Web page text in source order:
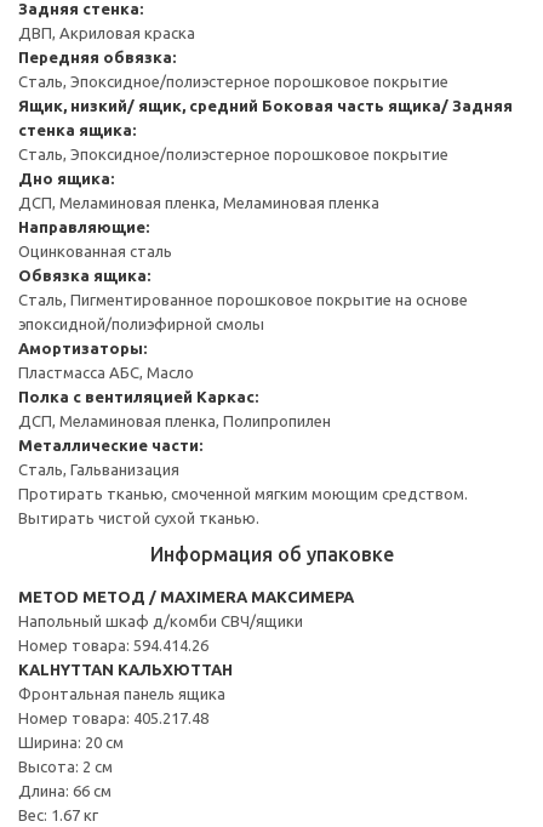
Задняя стенка:
ДВП, Акриловая краска
Передняя обвязка:
Сталь, Эпоксидное/полиэстерное порошковое покрытие
Ящик, низкий/ ящик, средний Боковая часть ящика/ Задняя
стенка ящика:
Сталь, Эпоксидное/полиэстерное порошковое покрытие
Дно ящика:
ДСП, Меламиновая пленка, Меламиновая пленка
Направляющие:
Оцинкованная сталь
Обвязка ящика:
Сталь, Пигментированное порошковое покрытие на основе
эпоксидной/полиэфирной смолы
Амортизаторы:
Пластмасса АБС, Масло
Полка с вентиляцией Каркас:
ДСП, Меламиновая пленка, Полипропилен
Металлические части:
Сталь, Гальванизация
Протирать тканью, смоченной мягким моющим средством.
Вытирать чистой сухой тканью.
Информация об упаковке
METOD МЕТОД / MAXIMERA МАКСИМЕРА
Напольный шкаф д/комби СВЧ/ящики
Номер товара: 594.414.26
KALHYTTAN КАЛЬХЮТТАН
Фронтальная панель ящика
Номер товара: 405.217.48
Ширина: 20 см
Высота: 2 см
Длина: 66 см
Вес: 1.67 кг